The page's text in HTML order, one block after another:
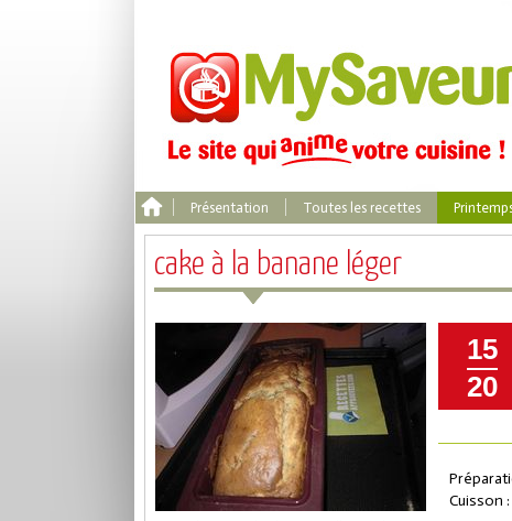
Présentation Toutes les recettes
cake à la banane léger
15
20
Cuisson :